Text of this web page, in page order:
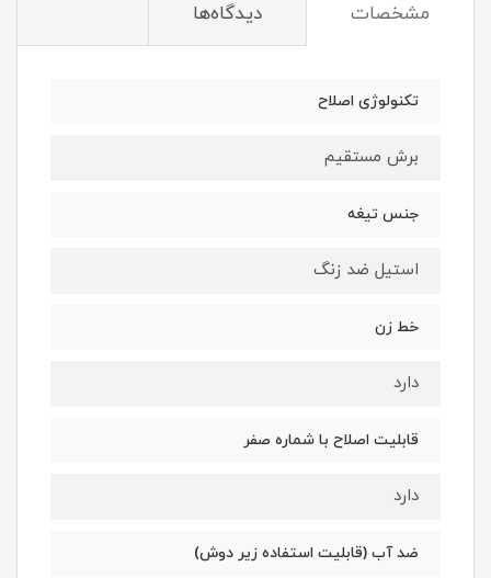
مشخصات دیدگاه‌ها
تکنولوژی اصلاح
برش مستقیم
جنس تیغه
استیل ضد زنگ
خط زن
دارد
قابلیت اصلاح با شماره صفر
دارد
ضد آب (قابلیت استفاده زیر دوش)